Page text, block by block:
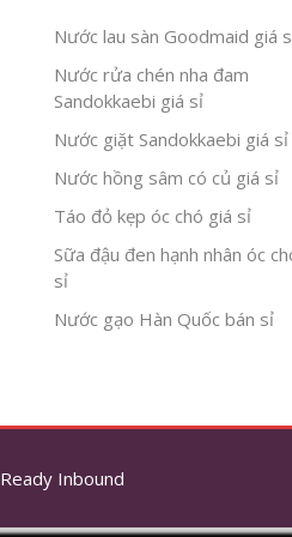
Nước lau sàn Goodmaid giá
Nước rửa chén nha đam
Sandokkaebi giá sỉ
Nước giặt Sandokkaebi giá sỉ
Nước hồng sâm có củ giá sỉ
Táo đỏ kẹp óc chó giá sỉ
Sữa đậu đen hạnh nhân óc
sỉ
Nước gạo Hàn Quốc bán sỉ
Ready Inbound